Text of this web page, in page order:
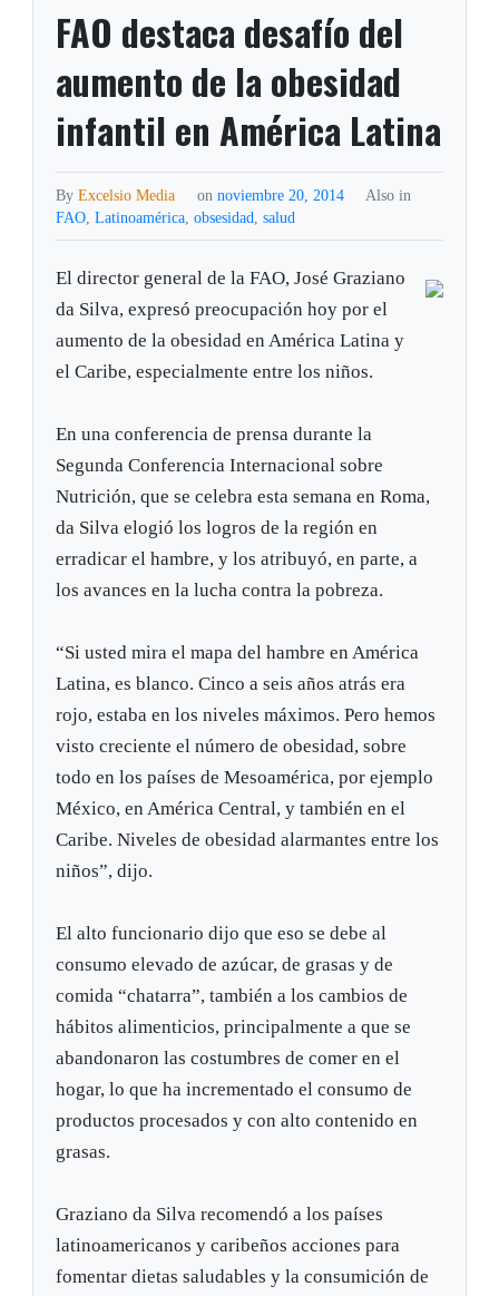
FAO destaca desafío del
aumento de la obesidad
infantil en América Latina
ByExcelsio Media on noviembre 20, 2014
Also in
FAO,Latinoamérica,obsesidad,salud
El director general de la FAO, José Graziano
da Silva, expresó preocupación hoy por el
aumento de la obesidad en América Latina y
el Caribe, especialmente entre los niños.
En una conferencia de prensa durante la
Segunda Conferencia Internacional sobre
Nutrición, que se celebra esta semana en Roma,
da Silva elogió los logros de la región en
erradicar el hambre, y los atribuyó, en parte, a
los avances en la lucha contra la pobreza.
“Si usted mira el mapa del hambre en América
Latina, es blanco. Cinco a seis años atrás era
rojo, estaba en los niveles máximos. Pero hemos
visto creciente el número de obesidad, sobre
todo en los países de Mesoamérica, por ejemplo
México, en América Central, y también en el
Caribe. Niveles de obesidad alarmantes entre los
niños”, dijo.
El alto funcionario dijo que eso se debe al
consumo elevado de azúcar, de grasas y de
comida “chatarra”, también a los cambios de
hábitos alimenticios, principalmente a que se
abandonaron las costumbres de comer en el
hogar, lo que ha incrementado el consumo de
productos procesados y con alto contenido en
grasas.
Graziano da Silva recomendó a los países
latinoamericanos y caribeños acciones para
fomentar dietas saludables y la consumición de